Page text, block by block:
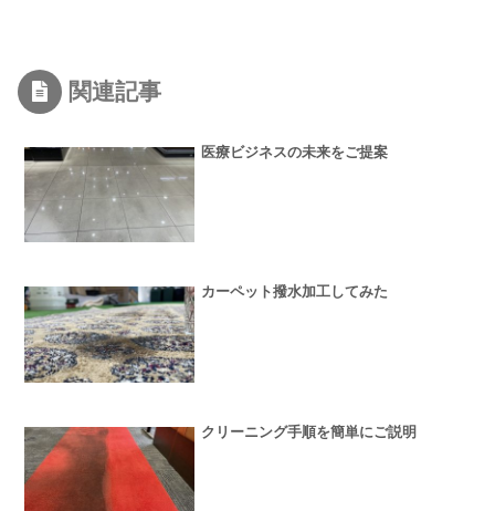
関連記事
医療ビジネスの未来をご提案
カーペット撥水加工してみた
クリーニング手順を簡単にご説明